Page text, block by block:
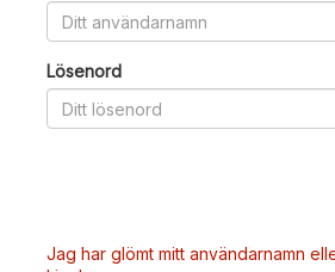
Lösenord
Jag har glömt mitt användarnamn